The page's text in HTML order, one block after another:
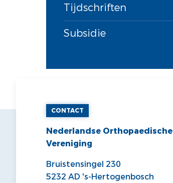
Tijdschriften
Subsidie
CONTACT
Nederlandse Orthopaedische
Vereniging
Bruistensingel 230
5232 AD 's-Hertogenbosch